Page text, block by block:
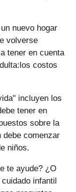
nuevo hogar
volverse
tener en cuenta
costos
incluyen los
tener en
sobre la
debe comenzar
niños.
te ayude? ¿O
infantil